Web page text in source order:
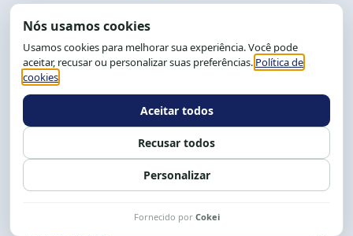
End.: R. da Graça, 150. Graça
CEP: 40.150-055
Salvador-BA, Brasil.
Tel.: (71) 2104-5457, Cel.: (71) 9 9239-2104 ou 2105
Expediente: 8h às 12h e 13 às 17h.
Siga nossas redes Fale conosco